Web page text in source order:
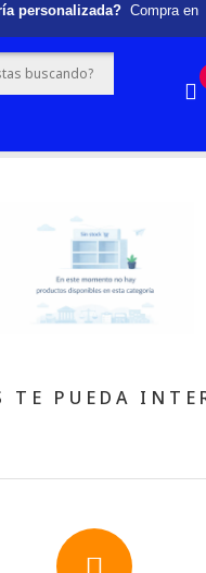
personalizada? Compra en
TE PUEDA